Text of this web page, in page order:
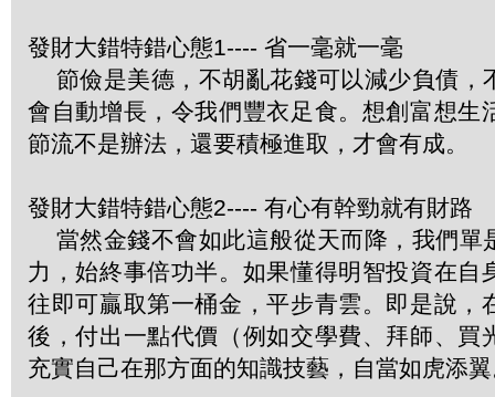
發財大錯特錯心態1---- 省一毫就一毫
節儉是美德，不胡亂花錢可以減少負債，
會自動增長，令我們豐衣足食。想創富想生
節流不是辦法，還要積極進取，才會有成。
發財大錯特錯心態2---- 有心有幹勁就有財路
當然金錢不會如此這般從天而降，我們單
力，始終事倍功半。如果懂得明智投資在自
往即可贏取第一桶金，平步青雲。即是說，
後，付出一點代價（例如交學費、拜師、買
充實自己在那方面的知識技藝，自當如虎添